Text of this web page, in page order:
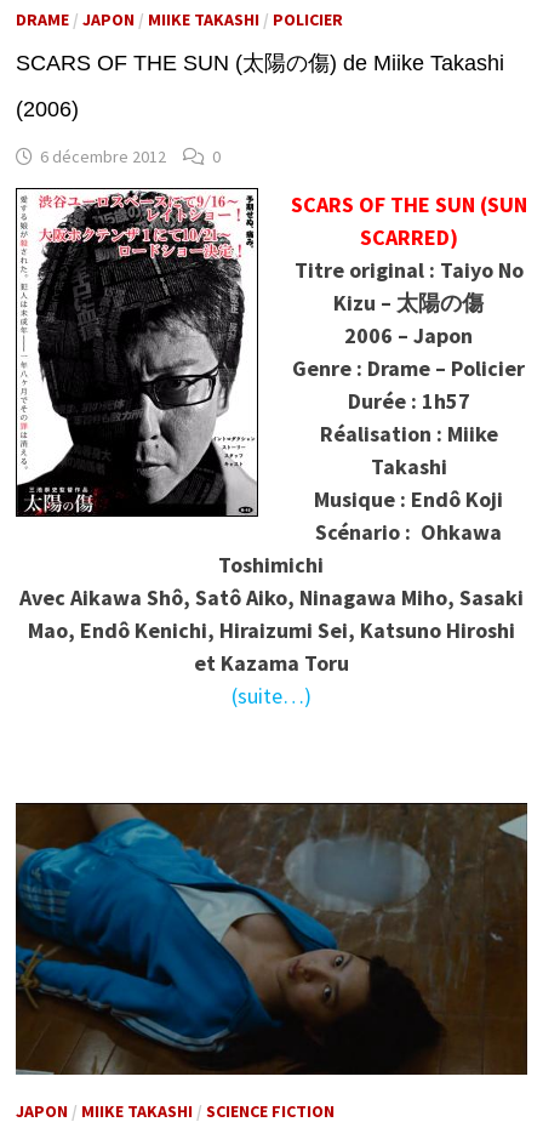
DRAME/ JAPON/ MIIKE TAKASHI/ POLICIER
SCARS OF THE SUN (太陽の傷) de Miike Takashi
(2006)
6 décembre 2012 0
SCARS OF THE SUN (SUN
SCARRED)
Titre original : Taiyo No
Kizu – 太陽の傷
2006 – Japon
Genre : Drame – Policier
Durée : 1h57
Réalisation : Miike
Takashi
Musique : Endô Koji
Scénario : Ohkawa
Toshimichi
Avec Aikawa Shô, Satô Aiko, Ninagawa Miho, Sasaki
Mao, Endô Kenichi, Hiraizumi Sei, Katsuno Hiroshi
et Kazama Toru
(suite…)
JAPON/ MIIKE TAKASHI/ SCIENCE FICTION